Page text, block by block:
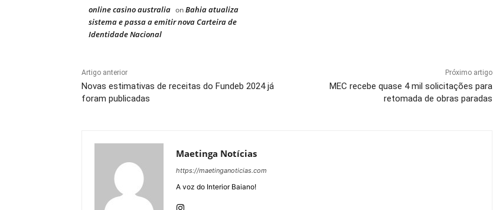
online casino australia onBahia atualiza
sistema e passa a emitir nova Carteira de
Identidade Nacional
Artigo anterior
Novas estimativas de receitas do Fundeb 2024 já
foram publicadas
Próximo artigo
MEC recebe quase 4 mil solicitações para
retomada de obras paradas
Maetinga Notícias
https://maetinganoticias.com
A voz do Interior Baiano!